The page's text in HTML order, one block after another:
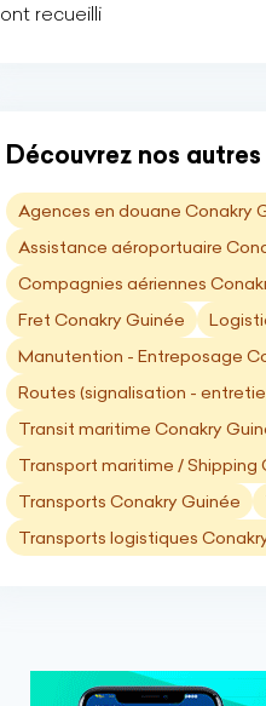
ont recueilli
Découvrez nos
Agences en douane Conakry
Assistance aéroportuaire
Compagnies aériennes
Fret Conakry Guinée
Manutention - Entreposage
Routes (signalisation -
Transit maritime Conakry
Transport maritime / Shipping
Transports Conakry Guinée
Transports logistiques